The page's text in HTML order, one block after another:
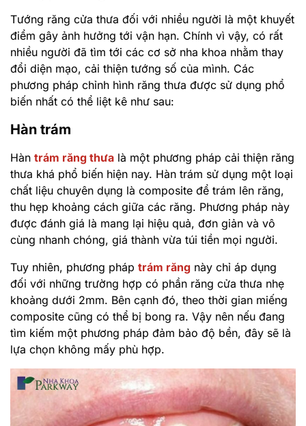
Tướng răng cửa thưa đối với nhiều người là một khuyết
điểm gây ảnh hưởng tới vận hạn. Chính vì vậy, có rất
nhiều người đã tìm tới các cơ sở nha khoa nhằm thay
đổi diện mạo, cải thiện tướng số của mình. Các
phương pháp chỉnh hình răng thưa được sử dụng phổ
biến nhất có thể liệt kê như sau:
Hàn trám
Hàn trám răng thưa là một phương pháp cải thiện răng
thưa khá phổ biến hiện nay. Hàn trám sử dụng một loại
chất liệu chuyên dụng là composite để trám lên răng,
thu hẹp khoảng cách giữa các răng. Phương pháp này
được đánh giá là mang lại hiệu quả, đơn giản và vô
cùng nhanh chóng, giá thành vừa túi tiền mọi người.
Tuy nhiên, phương pháp trám răng này chỉ áp dụng
đối với những trường hợp có phần răng cửa thưa nhẹ
khoảng dưới 2mm. Bên cạnh đó, theo thời gian miếng
composite cũng có thể bị bong ra. Vậy nên nếu đang
tìm kiếm một phương pháp đảm bảo độ bền, đây sẽ là
lựa chọn không mấy phù hợp.